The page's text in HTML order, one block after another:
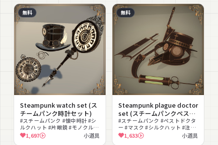
無料
Steampunk watch set (ス
チームパンク時計セット)
#スチームパンク #懐中時計 #シ
ルクハット #片眼鏡 #モノクル #
アンティーク #ダーク #発光 #無
1,697 小道具
無料
Steampunk plague doctor
set (スチームパンクペスト
ドクターセット)
#スチームパンク #ペストドクタ
ー #マスク #シルクハット #注射
器 #メス #アンティーク #ダーク
#中世 #ハロウィン
1,633 小道具